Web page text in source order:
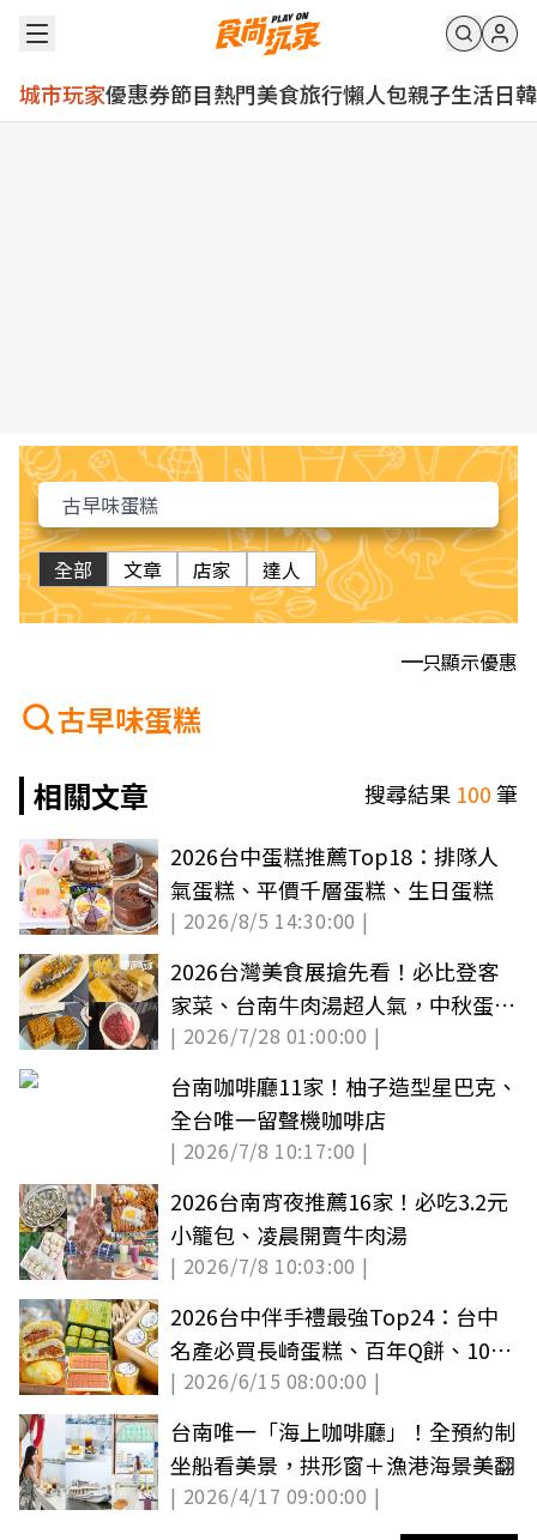
城市玩家優惠券節目熱門美食旅行懶人包親子生活日韓
全部 文章 店家 達人
只顯示優惠
古早味蛋糕
相關文章
搜尋結果 100筆
2026台中蛋糕推薦Top18：排隊人
氣蛋糕、平價千層蛋糕、生日蛋糕
| 2026/8/5 14:30:00 |
2026台灣美食展搶先看！必比登客
家菜、台南牛肉湯超人氣，中秋蛋黃
酥推薦
| 2026/7/28 01:00:00 |
台南咖啡廳11家！柚子造型星巴克、
全台唯一留聲機咖啡店
| 2026/7/8 10:17:00 |
2026台南宵夜推薦16家！必吃3.2元
小籠包、凌晨開賣牛肉湯
| 2026/7/8 10:03:00 |
2026台中伴手禮最強Top24：台中
名產必買長崎蛋糕、百年Q餅、10元
麻糬
| 2026/6/15 08:00:00 |
台南唯一「海上咖啡廳」！全預約制
坐船看美景，拱形窗＋漁港海景美翻
| 2026/4/17 09:00:00 |